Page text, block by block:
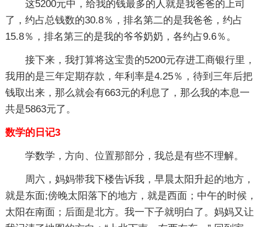
这5200元中，给我的钱最多的人就是我爸爸的上司
了，约占总钱数的30.8％，排名第二的是我爸爸，约占
15.8％，排名第三的是我的爷爷奶奶，各约占9.6％。
接下来，我打算将这宝贵的5200元存进工商银行里，
我用的是三年定期存款，年利率是4.25％，待到三年后把
钱取出来，那么就会有663元的利息了，那么我的本息一
共是5863元了。
数学的日记3
学数学，方向、位置那部分，我总是有些不理解。
周六，妈妈带我下楼告诉我，早晨太阳升起的地方，
就是东面;傍晚太阳落下的地方，就是西面；中午的时候，
太阳在南面；后面是北方。我一下子就明白了。妈妈又让